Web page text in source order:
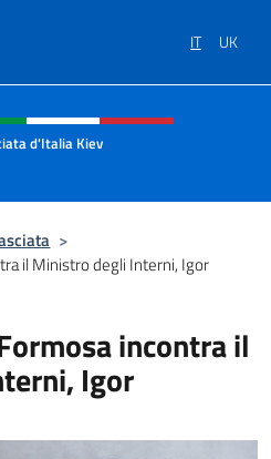
IT UK
social e menù
d'Italia Kiev
>
il Ministro degli Interni, Igor
incontra il
Igor